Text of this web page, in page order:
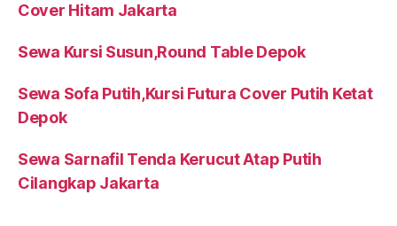
Cover Hitam Jakarta
Sewa Kursi Susun,Round Table Depok
Sewa Sofa Putih,Kursi Futura Cover Putih Ketat
Depok
Sewa Sarnafil Tenda Kerucut Atap Putih
Cilangkap Jakarta